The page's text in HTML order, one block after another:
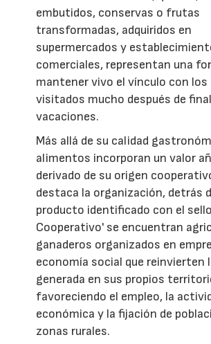
embutidos, conservas o frutas
transformadas, adquiridos en
supermercados y
comerciales, representan una
mantener vivo el vínculo con
visitados mucho después de
vacaciones.
Más allá de su calidad
alimentos incorporan un valor
derivado de su origen
destaca la organización, detrás
producto identificado con el
Cooperativo' se encuentran
ganaderos organizados en
economía social que reinvierten
generada en sus propios
favoreciendo el empleo, la
económica y la fijación de
zonas rurales.